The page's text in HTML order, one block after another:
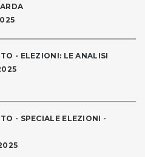
- ELEZIONI: LE ANALISI
- SPECIALE ELEZIONI -